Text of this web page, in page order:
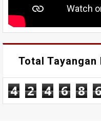
Total Tayangan
4 2 4 6 8